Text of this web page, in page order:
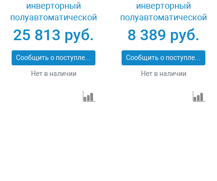
инверторный
полуавтоматической
сварки IMIG-160
Synergy, 160 А Denzel
94314
25 813 руб.
Сообщить о поступлении
Нет в наличии
инверторный
полуавтоматической
сварки ИСП-140, 140
А Сибртех 94321
8 389 руб.
Сообщить о поступлении
Нет в наличии